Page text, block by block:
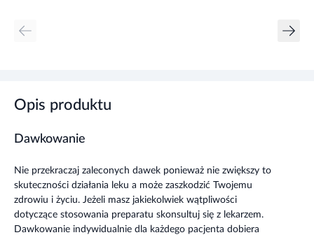
Opis produktu
Dawkowanie
Nie przekraczaj zaleconych dawek ponieważ nie zwiększy to
skuteczności działania leku a może zaszkodzić Twojemu
zdrowiu i życiu. Jeżeli masz jakiekolwiek wątpliwości
dotyczące stosowania preparatu skonsultuj się z lekarzem.
Dawkowanie indywidualnie dla każdego pacjenta dobiera